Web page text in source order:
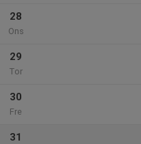
28
Ons
29
Tor
30
Fre
31